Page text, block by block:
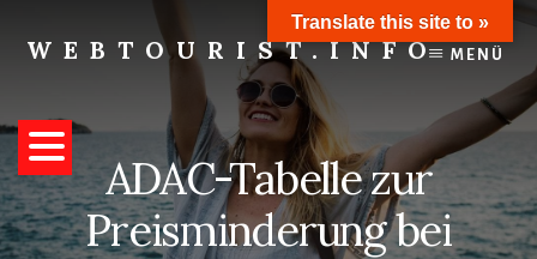
content
WEBTOURIST.INFO
Reisen
MENÜ
ADAC-Tabelle zur
Preisminderung bei
Translate this site to »